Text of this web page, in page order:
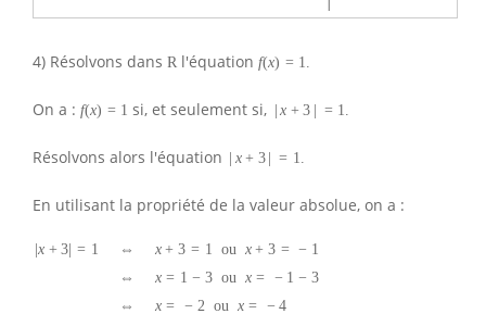
4) Résolvons dans R l'équation f(x) = 1.
On a : f(x) = 1 si, et seulement si, x + 3 = 1.
Résolvons alors l'équation x + 3 = 1.
En utilisant la propriété de la valeur absolue, on a :
x + 3 = 1 ⇔ x + 3 = 1 ou x + 3 = − 1
⇔
x = 1 − 3 ou x = − 1 − 3
⇔
x = − 2 ou x = − 4